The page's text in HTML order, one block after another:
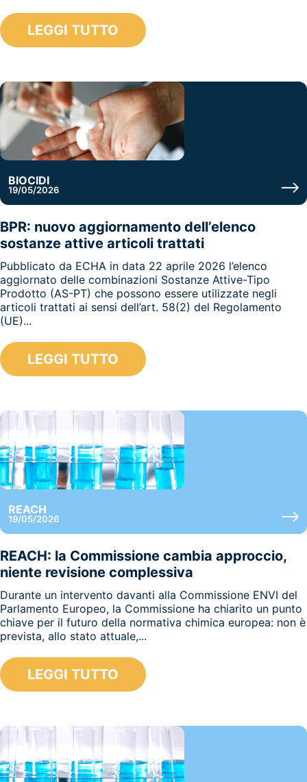
LEGGI TUTTO
BIOCIDI
19/05/2026
BPR: nuovo aggiornamento dell’elenco
sostanze attive articoli trattati
Pubblicato da ECHA in data 22 aprile 2026 l’elenco
aggiornato delle combinazioni Sostanze Attive-Tipo
Prodotto (AS-PT) che possono essere utilizzate negli
articoli trattati ai sensi dell’art. 58(2) del Regolamento
(UE)...
LEGGI TUTTO
REACH
19/05/2026
REACH: la Commissione cambia approccio,
niente revisione complessiva
Durante un intervento davanti alla Commissione ENVI del
Parlamento Europeo, la Commissione ha chiarito un punto
chiave per il futuro della normativa chimica europea: non è
prevista, allo stato attuale,...
LEGGI TUTTO